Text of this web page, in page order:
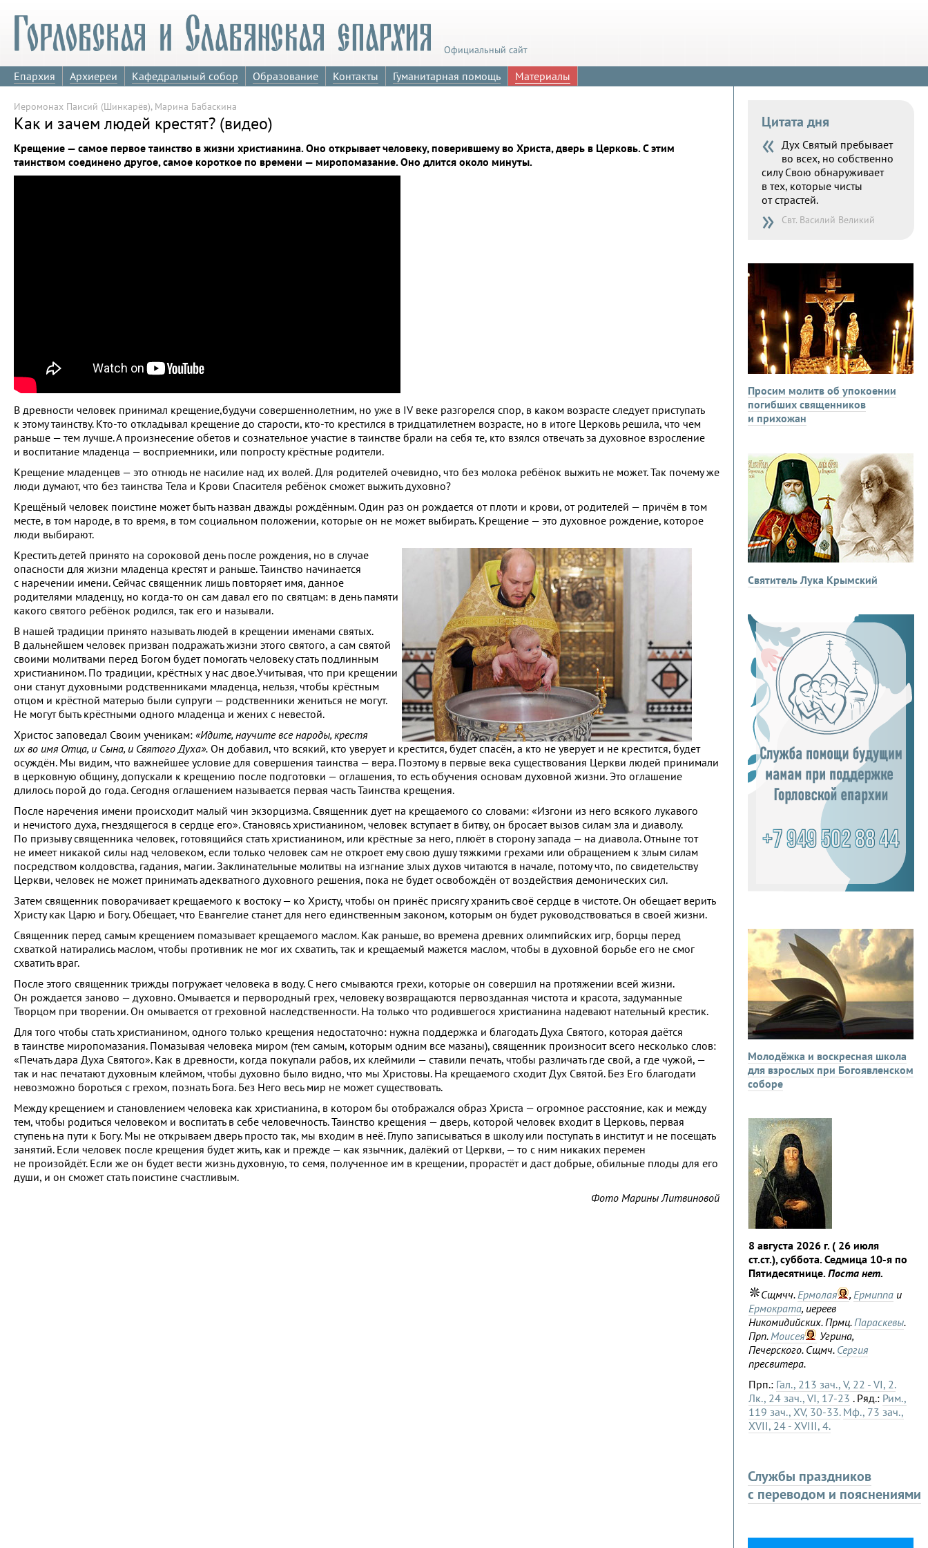
Официальный сайт
Епархия Архиереи Кафедральный собор Образование Контакты Гуманитарная помощь Материалы
Иеромонах Паисий (Шинкарёв), Марина Бабаскина
Как и зачем людей крестят? (видео)
Крещение — самое первое таинство в жизни христианина. Оно открывает человеку, поверившему во Христа, дверь в Церковь. С этим
таинством соединено другое, самое короткое по времени — миропомазание. Оно длится около минуты.
В древности человек принимал крещение,будучи совершеннолетним, но уже в IV веке разгорелся спор, в каком возрасте следует приступать
к этому таинству. Кто-то откладывал крещение до старости, кто-то крестился в тридцатилетнем возрасте, но в итоге Церковь решила, что чем
раньше — тем лучше. А произнесение обетов и сознательное участие в таинстве брали на себя те, кто взялся отвечать за духовное взросление
и воспитание младенца — восприемники, или попросту крёстные родители.
Крещение младенцев — это отнюдь не насилие над их волей. Для родителей очевидно, что без молока ребёнок выжить не может. Так почему же
люди думают, что без таинства Тела и Крови Спасителя ребёнок сможет выжить духовно?
Крещёный человек поистине может быть назван дважды рождённым. Один раз он рождается от плоти и крови, от родителей — причём в том
месте, в том народе, в то время, в том социальном положении, которые он не может выбирать. Крещение — это духовное рождение, которое
люди выбирают.
Крестить детей принято на сороковой день после рождения, но в случае
опасности для жизни младенца крестят и раньше. Таинство начинается
с наречении имени. Сейчас священник лишь повторяет имя, данное
родителями младенцу, но когда-то он сам давал его по святцам: в день памяти
какого святого ребёнок родился, так его и называли.
В нашей традиции принято называть людей в крещении именами святых.
В дальнейшем человек призван подражать жизни этого святого, а сам святой
своими молитвами перед Богом будет помогать человеку стать подлинным
христианином. По традиции, крёстных у нас двое.Учитывая, что при крещении
они станут духовными родственниками младенца, нельзя, чтобы крёстным
отцом и крёстной матерью были супруги — родственники жениться не могут.
Не могут быть крёстными одного младенца и жених с невестой.
Христос заповедал Своим ученикам: «Идите, научите все народы, крестя
их во имя Отца, и Сына, и Святого Духа». Он добавил, что всякий, кто уверует и крестится, будет спасён, а кто не уверует и не крестится, будет
осуждён. Мы видим, что важнейшее условие для совершения таинства — вера. Поэтому в первые века существования Церкви людей принимали
в церковную общину, допускали к крещению после подготовки — оглашения, то есть обучения основам духовной жизни. Это оглашение
длилось порой до года. Сегодня оглашением называется первая часть Таинства крещения.
После наречения имени происходит малый чин экзорцизма. Священник дует на крещаемого со словами: «Изгони из него всякого лукавого
и нечистого духа, гнездящегося в сердце его». Становясь христианином, человек вступает в битву, он бросает вызов силам зла и диаволу.
По призыву священника человек, готовящийся стать христианином, или крёстные за него, плюёт в сторону запада — на диавола. Отныне тот
не имеет никакой силы над человеком, если только человек сам не откроет ему свою душу тяжкими грехами или обращением к злым силам
посредством колдовства, гадания, магии. Заклинательные молитвы на изгнание злых духов читаются в начале, потому что, по свидетельству
Церкви, человек не может принимать адекватного духовного решения, пока не будет освобождён от воздействия демонических сил.
Затем священник поворачивает крещаемого к востоку — ко Христу, чтобы он принёс присягу хранить своё сердце в чистоте. Он обещает верить
Христу как Царю и Богу. Обещает, что Евангелие станет для него единственным законом, которым он будет руководствоваться в своей жизни.
Священник перед самым крещением помазывает крещаемого маслом. Как раньше, во времена древних олимпийских игр, борцы перед
схваткой натирались маслом, чтобы противник не мог их схватить, так и крещаемый мажется маслом, чтобы в духовной борьбе его не смог
схватить враг.
После этого священник трижды погружает человека в воду. С него смываются грехи, которые он совершил на протяжении всей жизни.
Он рождается заново — духовно. Омывается и первородный грех, человеку возвращаются первозданная чистота и красота, задуманные
Творцом при творении. Он омывается от греховной наследственности. На только что родившегося христианина надевают нательный крестик.
Для того чтобы стать христианином, одного только крещения недостаточно: нужна поддержка и благодать Духа Святого, которая даётся
в таинстве миропомазания. Помазывая человека миром (тем самым, которым одним все мазаны), священник произносит всего несколько слов:
«Печать дара Духа Святого». Как в древности, когда покупали рабов, их клеймили — ставили печать, чтобы различать где свой, а где чужой, —
так и нас печатают духовным клеймом, чтобы духовно было видно, что мы Христовы. На крещаемого сходит Дух Святой. Без Его благодати
невозможно бороться с грехом, познать Бога. Без Него весь мир не может существовать.
Между крещением и становлением человека как христианина, в котором бы отображался образ Христа — огромное расстояние, как и между
тем, чтобы родиться человеком и воспитать в себе человечность. Таинство крещения — дверь, которой человек входит в Церковь, первая
ступень на пути к Богу. Мы не открываем дверь просто так, мы входим в неё. Глупо записываться в школу или поступать в институт и не посещать
занятий. Если человек после крещения будет жить, как и прежде — как язычник, далёкий от Церкви, — то с ним никаких перемен
не произойдёт. Если же он будет вести жизнь духовную, то семя, полученное им в крещении, прорастёт и даст добрые, обильные плоды для его
души, и он сможет стать поистине счастливым.
Фото Марины Литвиновой
Цитата дня
« Дух Святый пребывает
во всех, но собственно
силу Свою обнаруживает
в тех, которые чисты
от страстей.
» Свт. Василий Великий
Просим молитв об упокоении
погибших священников
и прихожан
Святитель Лука Крымский
Молодёжка и воскресная школа
для взрослых при Богоявленском
соборе
8 августа 2026 г. ( 26 июля
ст.ст.), суббота. Седмица 10-я по
Пятидесятнице.Поста нет.
Сщмчч.Ермолая , Ермиппа и
Ермократа, иереев
Никомидийских. Прмц.Параскевы.
Прп.Моисея
Угрина,
Печерского. Сщмч. Сергия
пресвитера.
Прп.: Гал., 213 зач., V, 22 - VI, 2.
Лк., 24 зач., VI, 17-23 . Ряд.: Рим.,
119 зач., XV, 30-33. Мф., 73 зач.,
XVII, 24 - XVIII, 4.
Службы праздников
с переводом и пояснениями